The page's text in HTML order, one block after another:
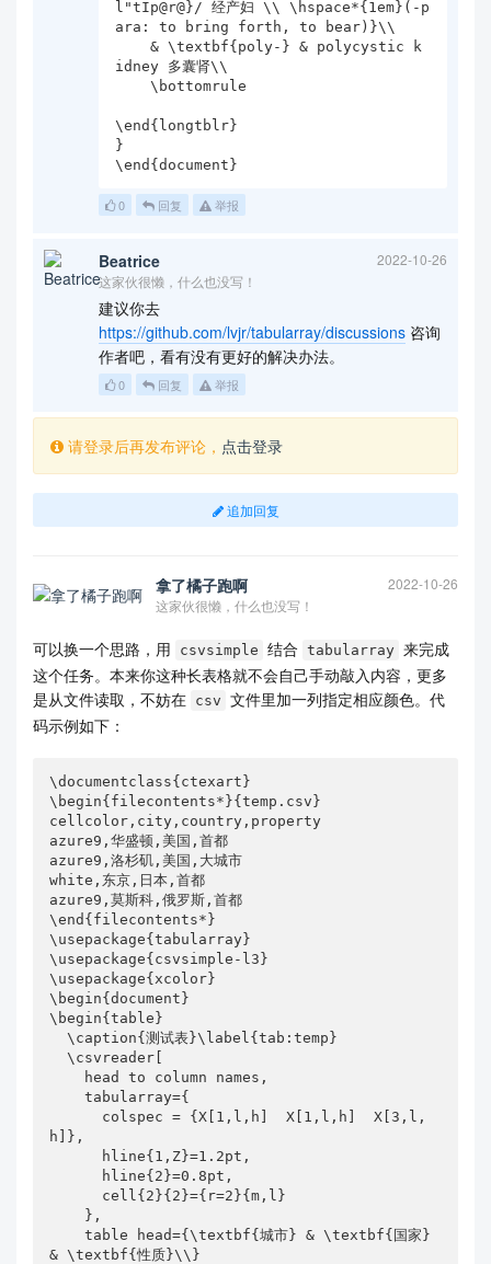
l"tIp@r@}/ 经产妇 \\ \hspace*{1em}(-p
ara: to bring forth, to bear)}\\
    & \textbf{poly-} & polycystic k
idney 多囊肾\\
    \bottomrule
\end{longtblr}
}
\end{document}
0 回复 举报
Beatrice
2022-10-26
这家伙很懒，什么也没写！
建议你去
https://github.com/lvjr/tabularray/discussions 咨询
作者吧，看有没有更好的解决办法。
0 回复 举报
请登录后再发布评论， 点击登录
追加回复
拿了橘子跑啊
2022-10-26
这家伙很懒，什么也没写！
可以换一个思路，用 csvsimple 结合 tabularray 来完成
这个任务。本来你这种长表格就不会自己手动敲入内容，更多
是从文件读取，不妨在 csv 文件里加一列指定相应颜色。代
码示例如下：
\documentclass{ctexart}
\begin{filecontents*}{temp.csv}
cellcolor,city,country,property
azure9,华盛顿,美国,首都
azure9,洛杉矶,美国,大城市
white,东京,日本,首都
azure9,莫斯科,俄罗斯,首都
\end{filecontents*}
\usepackage{tabularray}
\usepackage{csvsimple-l3}
\usepackage{xcolor}
\begin{document}
\begin{table}
  \caption{测试表}\label{tab:temp}
  \csvreader[
    tabularray={
h]},
    table head={\textbf{城市} & \textbf{国家}
& \textbf{性质}\\}